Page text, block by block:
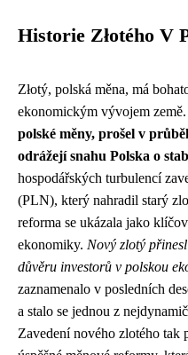
Historie Złotého V
Złotý, polská měna, má
ekonomickým vývojem země.
polské měny, prošel v
odrážejí snahu Polska o
hospodářských turbulencí
(PLN), který nahradil starý
reforma se ukázala jako
ekonomiky. Nový zlotý
důvěru investorů v polskou
zaznamenalo v posledních
a stalo se jednou z
Zavedení nového zlotého tak